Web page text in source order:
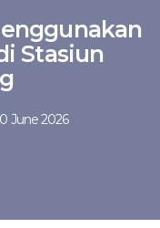
Stasiun
June 2026